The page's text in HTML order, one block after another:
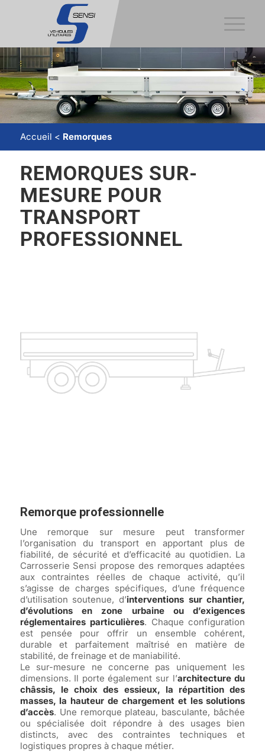
Accueil < Remorques
REMORQUES SUR-
MESURE POUR
TRANSPORT
PROFESSIONNEL
Remorque professionnelle
Une remorque sur mesure peut transformer
l’organisation du transport en apportant plus de
fiabilité, de sécurité et d’efficacité au quotidien. La
Carrosserie Sensi propose des remorques adaptées
aux contraintes réelles de chaque activité, qu’il
s’agisse de charges spécifiques, d’une fréquence
d’utilisation soutenue, d’interventions sur chantier,
d’évolutions en zone urbaine ou d’exigences
réglementaires particulières. Chaque configuration
est pensée pour offrir un ensemble cohérent,
durable et parfaitement maîtrisé en matière de
stabilité, de freinage et de maniabilité.
Le sur-mesure ne concerne pas uniquement les
dimensions. Il porte également sur l’architecture du
châssis, le choix des essieux, la répartition des
masses, la hauteur de chargement et les solutions
d’accès. Une remorque plateau, basculante, bâchée
ou spécialisée doit répondre à des usages bien
distincts, avec des contraintes techniques et
logistiques propres à chaque métier.